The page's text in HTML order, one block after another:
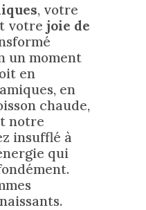
, votre
votre joie de
un moment
en
en
chaude,
notre
insufflé à
qui